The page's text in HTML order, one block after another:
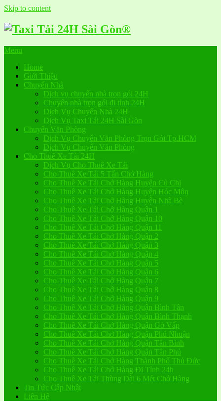
Skip to content
Menu
Home
Giới Thiệu
Chuyển Nhà
Dịch vụ chuyển nhà trọn gói 24H
Chuyển nhà trọn gói đi tỉnh 24H
Dịch Vụ Chuyển Nhà 24H
Dịch Vụ Taxi Tải 24H Sài Gòn
Chuyển Văn Phòng
Dịch Vụ Chuyển Văn Phòng Trọn Gói Tp.HCM
Dịch Vụ Chuyển Văn Phòng
Cho Thuê Xe Tải 24H
Dịch Vụ Cho Thuê Xe Tải
Cho Thuê Xe Tải 5 Tấn Chở Hàng
Cho Thuê Xe Tải Chở Hàng Huyện Củ Chi
Cho Thuê Xe Tải Chở Hàng Huyện Hóc Môn
Cho Thuê Xe Tải Chở Hàng Huyện Nhà Bè
Cho Thuê Xe Tải Chở Hàng Quận 1
Cho Thuê Xe Tải Chở Hàng Quận 10
Cho Thuê Xe Tải Chở Hàng Quận 11
Cho Thuê Xe Tải Chở Hàng Quận 2
Cho Thuê Xe Tải Chở Hàng Quận 3
Cho Thuê Xe Tải Chở Hàng Quận 4
Cho Thuê Xe Tải Chở Hàng Quận 5
Cho Thuê Xe Tải Chở Hàng Quận 6
Cho Thuê Xe Tải Chở Hàng Quận 7
Cho Thuê Xe Tải Chở Hàng Quận 8
Cho Thuê Xe Tải Chở Hàng Quận 9
Cho Thuê Xe Tải Chở Hàng Quận Bình Tân
Cho Thuê Xe Tải Chở Hàng Quận Bình Thạnh
Cho Thuê Xe Tải Chở Hàng Quận Gò Vấp
Cho Thuê Xe Tải Chở Hàng Quận Phú Nhuận
Cho Thuê Xe Tải Chở Hàng Quận Tân Bình
Cho Thuê Xe Tải Chở Hàng Quận Tân Phú
Cho Thuê Xe Tải Chở Hàng Thành Phố Thủ Đức
Cho Thuê Xe Tải Chở Hàng Đi Tỉnh 24h
Cho Thuê Xe Tải Thùng Dài 6 Mét Chở Hàng
Tin Tức Cập Nhật
Liên Hệ